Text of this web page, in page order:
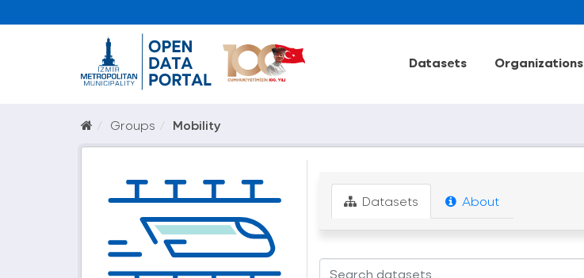
Datasets Organizations
Groups Mobility
Datasets About